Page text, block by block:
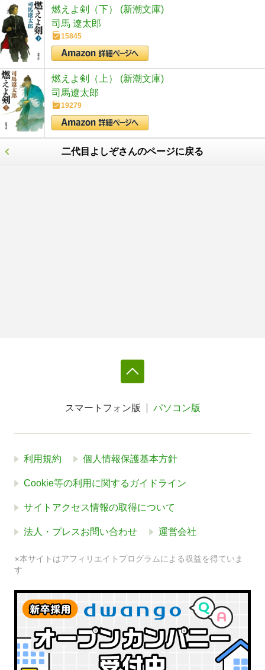
燃えよ剣（下） (新潮文庫)
司馬 遼太郎
15845
燃えよ剣（上） (新潮文庫)
司馬遼太郎
19279
二代目よしぞさんのページに戻る
スマートフォン版 パソコン版
利用規約 個人情報保護基本方針
Cookie等の利用に関するガイドライン
サイトアクセス情報の取得について
法人・プレスお問い合わせ 運営会社
※本サイトはアフィリエイトプログラムによる収益を得ていま
す